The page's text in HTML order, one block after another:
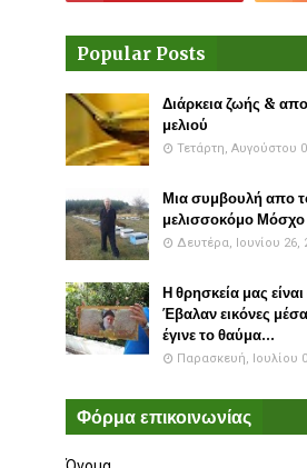
Popular Posts
Διάρκεια ζωής &
μελιού
Τετάρτη, Αυγούστου
Μια συμβουλή απο
μελισσοκόμο Μόσχο
Δευτέρα, Ιουνίου 26,
Η θρησκεία μας
Έβαλαν εικόνες
έγινε το θαύμα...
Παρασκευή, Ιουλίου
Φόρμα επικοινωνίας